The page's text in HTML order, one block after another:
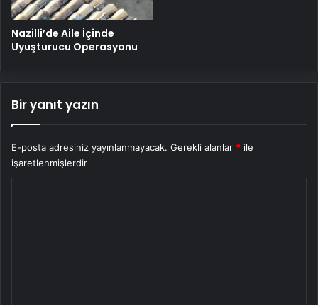
Nazilli’de Aile İçinde
Uyuşturucu Operasyonu
Bir yanıt yazın
E-posta adresiniz yayınlanmayacak. Gerekli alanlar * ile
işaretlenmişlerdir